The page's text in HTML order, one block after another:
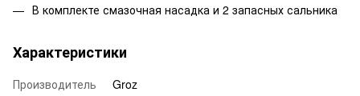
В комплекте смазочная насадка и 2 запасных сальника
Характеристики
Производитель
Groz